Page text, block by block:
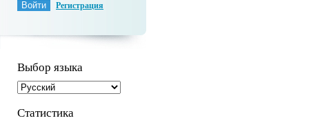
Регистрация
Выбор языка
Статистика